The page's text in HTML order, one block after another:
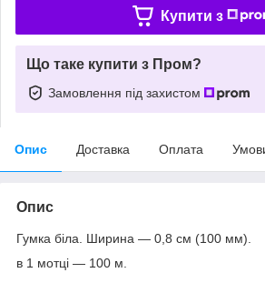
Купити з
Що таке купити з Пром?
Замовлення під захистом
Опис Доставка Оплата
Опис
Гумка біла. Ширина — 0,8 см (100 мм).
в 1 мотці — 100 м.